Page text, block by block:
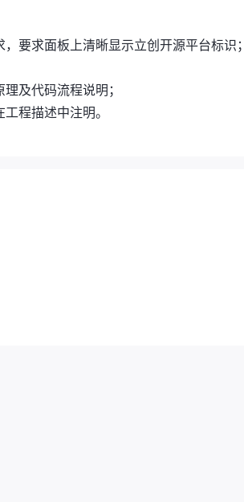
要求面板上清晰显示立创开源平台标识；
及代码流程说明；
程描述中注明。